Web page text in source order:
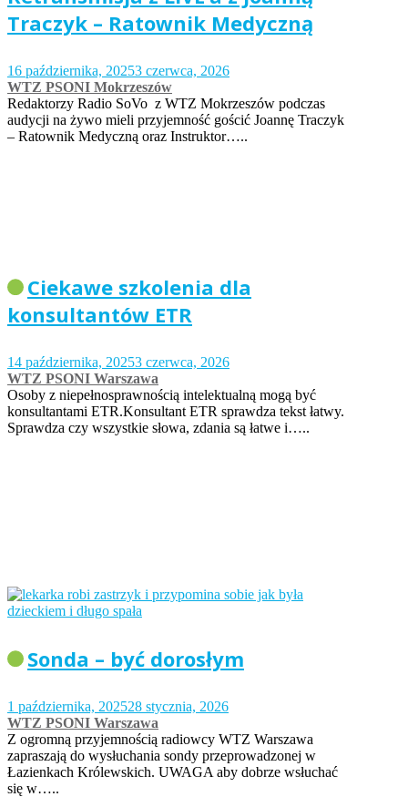
Traczyk – Ratownik Medyczną
16 października, 20253 czerwca, 2026
WTZ PSONI Mokrzeszów
Redaktorzy Radio SoVo z WTZ Mokrzeszów podczas
audycji na żywo mieli przyjemność gościć Joannę Traczyk
– Ratownik Medyczną oraz Instruktor…..
Ciekawe szkolenia dla
konsultantów ETR
14 października, 20253 czerwca, 2026
WTZ PSONI Warszawa
Osoby z niepełnosprawnością intelektualną mogą być
konsultantami ETR.Konsultant ETR sprawdza tekst łatwy.
Sprawdza czy wszystkie słowa, zdania są łatwe i…..
Sonda – być dorosłym
1 października, 202528 stycznia, 2026
WTZ PSONI Warszawa
Z ogromną przyjemnością radiowcy WTZ Warszawa
zapraszają do wysłuchania sondy przeprowadzonej w
Łazienkach Królewskich. UWAGA aby dobrze wsłuchać
się w…..